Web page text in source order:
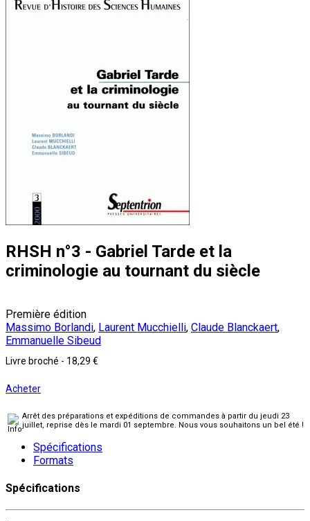
RHSH n°3 - Gabriel Tarde et la
criminologie au tournant du siècle
Première édition
Massimo Borlandi, Laurent Mucchielli, Claude Blanckaert,
Emmanuelle Sibeud
Livre broché - 18,29 €
Acheter
Arrêt des préparations et expéditions de commandes à partir du jeudi 23
juillet, reprise dès le mardi 01 septembre. Nous vous souhaitons un bel été !
Spécifications
Formats
Spécifications